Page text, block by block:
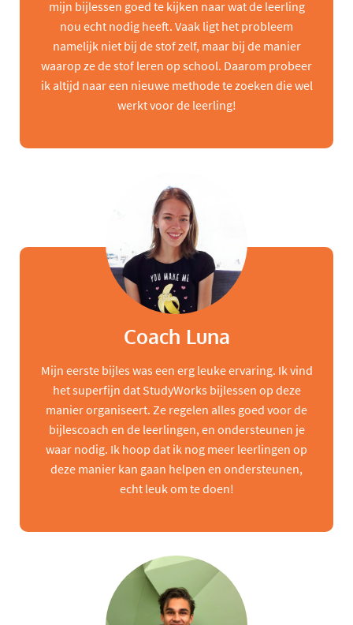
mijn bijlessen goed te kijken naar wat de leerling
nou echt nodig heeft. Vaak ligt het probleem
namelijk niet bij de stof zelf, maar bij de manier
waarop ze de stof leren op school. Daarom probeer
ik altijd naar een nieuwe methode te zoeken die wel
werkt voor de leerling!
Coach Luna
Mijn eerste bijles was een erg leuke ervaring. Ik vind
het superfijn dat StudyWorks bijlessen op deze
manier organiseert. Ze regelen alles goed voor de
bijlescoach en de leerlingen, en ondersteunen je
waar nodig. Ik hoop dat ik nog meer leerlingen op
deze manier kan gaan helpen en ondersteunen,
echt leuk om te doen!